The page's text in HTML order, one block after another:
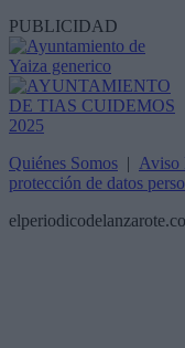
PUBLICIDAD
Quiénes Somos | Aviso
protección de datos